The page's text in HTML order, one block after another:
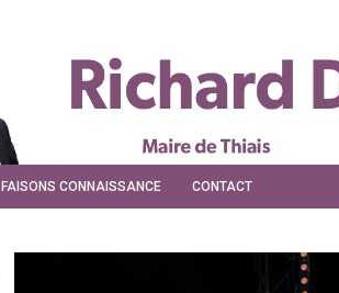
FAISONS CONNAISSANCE CONTACT